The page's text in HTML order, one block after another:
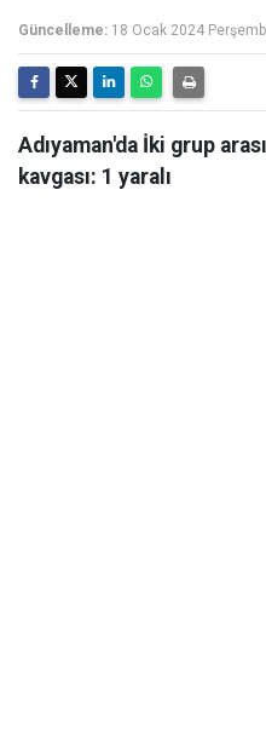
Güncelleme: 18 Ocak 2024
Adıyaman'da İki grup
kavgası: 1 yaralı